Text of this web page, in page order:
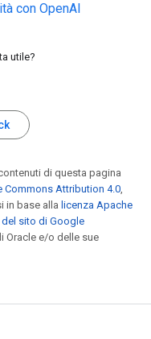
con OpenAI
utile?
di questa pagina
Commons Attribution 4.0,
in base alla licenza Apache
del sito di Google
Oracle e/o delle sue